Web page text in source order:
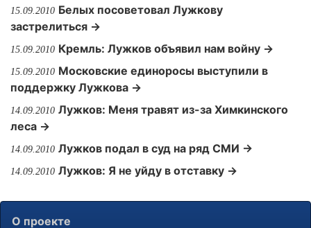
15.09.2010 Белых посоветовал Лужкову
застрелиться →
15.09.2010 Кремль: Лужков объявил нам войну →
15.09.2010 Московские единоросы выступили в
поддержку Лужкова →
14.09.2010 Лужков: Меня травят из-за Химкинского
леса →
14.09.2010 Лужков подал в суд на ряд СМИ →
14.09.2010 Лужков: Я не уйду в отставку →
О проекте